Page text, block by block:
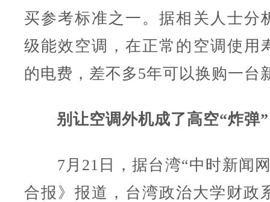
买参考标准之一。据相关人士分
级能效空调，在正常的空调使用
的电费，差不多5年可以换购一台
别让空调外机成了高空“炸弹”
7月21日，据台湾“中时新闻网
合报》报道，台湾政治大学财政